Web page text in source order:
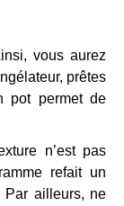
vous aurez
prêtes
pot permet de
n’est pas
refait un
Par ailleurs, ne